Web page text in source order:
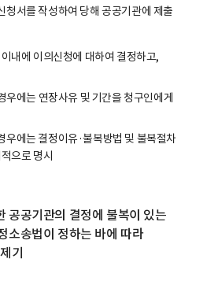
청서를 작성하여 당해 공공기관에 제출
내에 이의신청에 대하여 결정하고,
우에는 연장사유 및 기간을 청구인에게
우에는 결정이유·불복방법 및 불복절차
으로 명시
공공기관의 결정에 불복이 있는
소송법이 정하는 바에 따라
기